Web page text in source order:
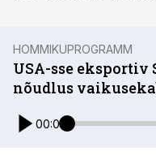
HOMMIKUPROGRAMM
USA-sse eksportiv
nõudlus
00:00